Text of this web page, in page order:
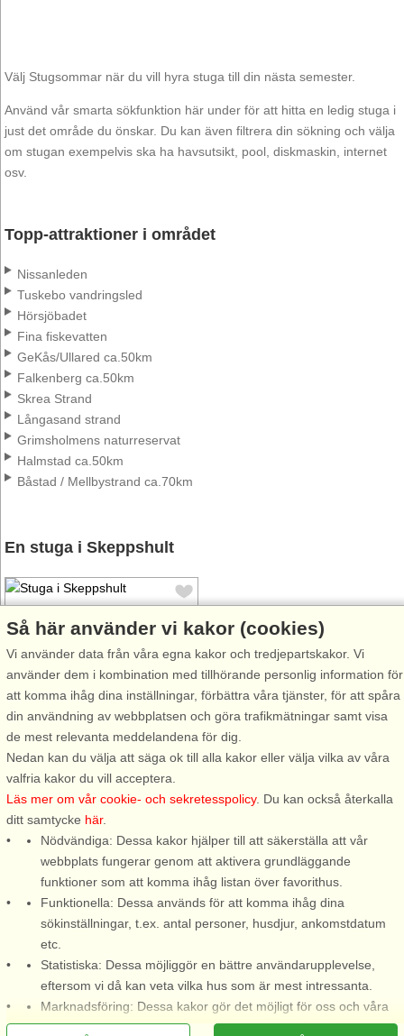
Välj Stugsommar när du vill hyra stuga till din nästa semester.
Använd vår smarta sökfunktion här under för att hitta en ledig stuga i
just det område du önskar. Du kan även filtrera din sökning och välja
om stugan exempelvis ska ha havsutsikt, pool, diskmaskin, internet
osv.
Topp-attraktioner i området
Nissanleden
Tuskebo vandringsled
Hörsjöbadet
Fina fiskevatten
GeKås/Ullared ca.50km
Falkenberg ca.50km
Skrea Strand
Långasand strand
Grimsholmens naturreservat
Halmstad ca.50km
Båstad / Mellbystrand ca.70km
En stuga i Skeppshult
Stugnr: 55961
Skeppshult
6 personer, 100 m²
50 m till sjö/hav:.
Exceptionellt vackert och
med alla krav uppfyllda för en
riktigt fantastisk semester.
Huset är ett klassiskt
från 8.149 SEK
Så här använder vi kakor (cookies)
Vi använder data från våra egna kakor och tredjepartskakor. Vi
använder dem i kombination med tillhörande personlig information för
att komma ihåg dina inställningar, förbättra våra tjänster, för att spåra
din användning av webbplatsen och göra trafikmätningar samt visa
de mest relevanta meddelandena för dig.
Nedan kan du välja att säga ok till alla kakor eller välja vilka av våra
valfria kakor du vill acceptera.
Läs mer om vår cookie- och sekretesspolicy. Du kan också återkalla
ditt samtycke här.
Nödvändiga: Dessa kakor hjälper till att säkerställa att vår
webbplats fungerar genom att aktivera grundläggande
funktioner som att komma ihåg listan över favorithus.
Funktionella: Dessa används för att komma ihåg dina
sökinställningar, t.ex. antal personer, husdjur, ankomstdatum
etc.
Statistiska: Dessa möjliggör en bättre användarupplevelse,
eftersom vi då kan veta vilka hus som är mest intressanta.
Marknadsföring: Dessa kakor gör det möjligt för oss och våra
partners att leverera det mest relevanta innehållet till dig.